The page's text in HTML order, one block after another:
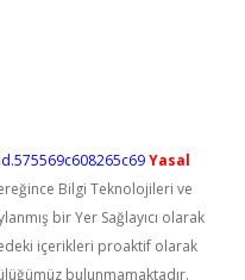
Yasal
Bilgi Teknolojileri ve
bir Yer Sağlayıcı olarak
içerikleri proaktif olarak
bulunmamaktadır.